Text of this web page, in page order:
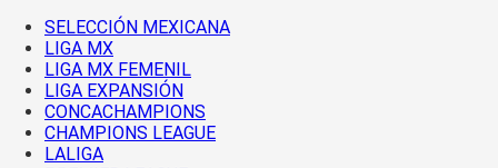
SELECCIÓN MEXICANA
LIGA MX
LIGA MX FEMENIL
LIGA EXPANSIÓN
CONCACHAMPIONS
CHAMPIONS LEAGUE
LALIGA